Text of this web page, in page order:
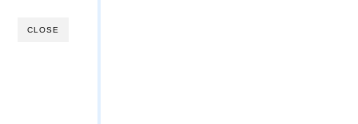
CLOSE